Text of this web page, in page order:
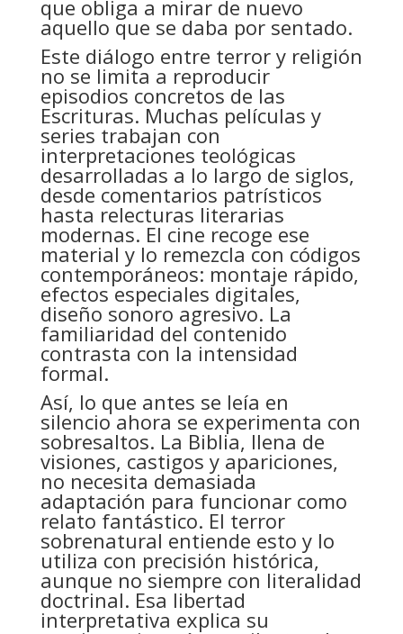
que obliga a mirar de nuevo
aquello que se daba por sentado.
Este diálogo entre terror y religión
no se limita a reproducir
episodios concretos de las
Escrituras. Muchas películas y
series trabajan con
interpretaciones teológicas
desarrolladas a lo largo de siglos,
desde comentarios patrísticos
hasta relecturas literarias
modernas. El cine recoge ese
material y lo remezcla con códigos
contemporáneos: montaje rápido,
efectos especiales digitales,
diseño sonoro agresivo. La
familiaridad del contenido
contrasta con la intensidad
formal.
Así, lo que antes se leía en
silencio ahora se experimenta con
sobresaltos. La Biblia, llena de
visiones, castigos y apariciones,
no necesita demasiada
adaptación para funcionar como
relato fantástico. El terror
sobrenatural entiende esto y lo
utiliza con precisión histórica,
aunque no siempre con literalidad
doctrinal. Esa libertad
interpretativa explica su